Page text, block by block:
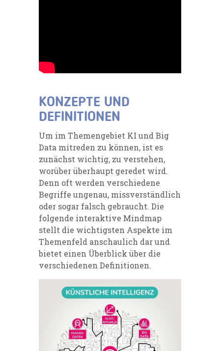
KONZEPTE UND
DEFINITIONEN
Um im Themengebiet KI und Big
Data mitreden zu können, ist es
zunächst wichtig, zu verstehen,
worüber überhaupt geredet wird.
Denn oft werden verschiedene
Begriffe ungenau, missverständlich
oder sogar falsch gebraucht. Die
folgende interaktive Mindmap
stellt die wichtigsten Aspekte im
Themenfeld anschaulich dar und
bietet einen Überblick über die
verschiedenen Definitionen.